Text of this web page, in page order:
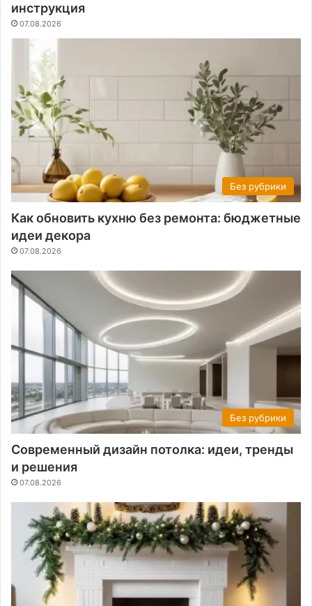
инструкция
07.08.2026
Без рубрики
Как обновить кухню без ремонта: бюджетные
идеи декора
07.08.2026
Без рубрики
Современный дизайн потолка: идеи, тренды
и решения
07.08.2026